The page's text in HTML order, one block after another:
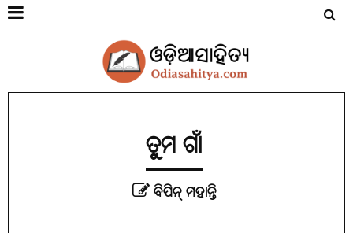
ତୁମ ଗାଁ
ବିପିନ୍‌ ମହାନ୍ତି